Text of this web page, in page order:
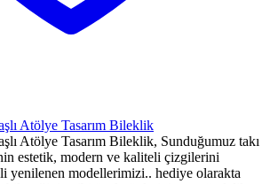
Atölye Tasarım Bileklik
Atölye Tasarım Bileklik, Sunduğumuz takı
estetik, modern ve kaliteli çizgilerini
yenilenen modellerimizi.. hediye olarakta